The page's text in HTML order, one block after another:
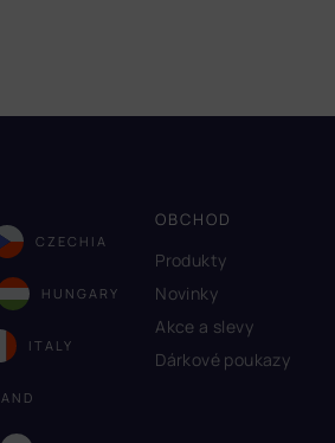
CZECHIA
HUNGARY
ITALY
OBCHOD
Produkty
Novinky
Akce a slevy
Dárkové poukazy